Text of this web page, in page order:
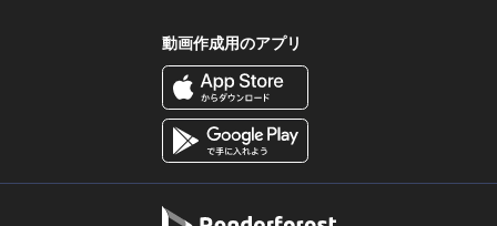
動画作成用のアプリ